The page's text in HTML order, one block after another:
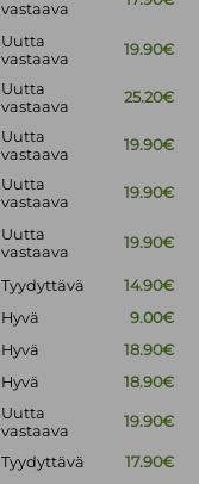
vastaava
Uutta
vastaava
19.90€
Uutta
vastaava
25.20€
Uutta
vastaava
19.90€
Uutta
vastaava
19.90€
Uutta
vastaava
19.90€
Tyydyttävä
14.90€
Hyvä
9.00€
Hyvä
18.90€
Hyvä 18.90€
Uutta
vastaava
19.90€
Tyydyttävä
17.90€